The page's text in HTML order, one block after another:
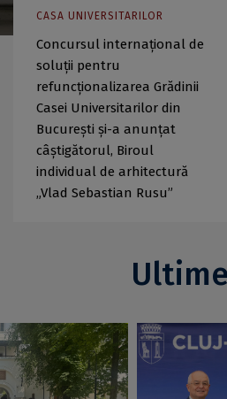
CASA UNIVERSITARILOR
Concursul internațional de
soluții pentru
refuncționalizarea Grădinii
Casei Universitarilor din
București și-a anunțat
câștigătorul, Biroul
individual de arhitectură
„Vlad Sebastian Rusu”